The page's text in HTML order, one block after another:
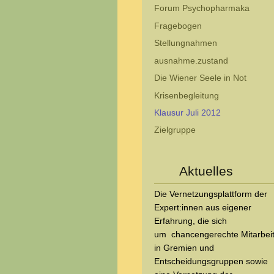
Forum Psychopharmaka
Fragebogen
Stellungnahmen
ausnahme.zustand
Die Wiener Seele in Not
Krisenbegleitung
Klausur Juli 2012
Zielgruppe
Aktuelles
Die Vernetzungsplattform der
Expert:innen aus eigener
Erfahrung, die sich
um chancengerechte Mitarbeit
in Gremien und
Entscheidungsgruppen sowie